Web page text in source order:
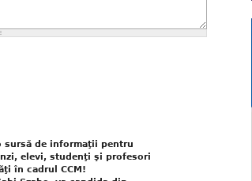
sursă de informaţii pentru
elevi, studenţi şi profesori
în cadrul CCM!